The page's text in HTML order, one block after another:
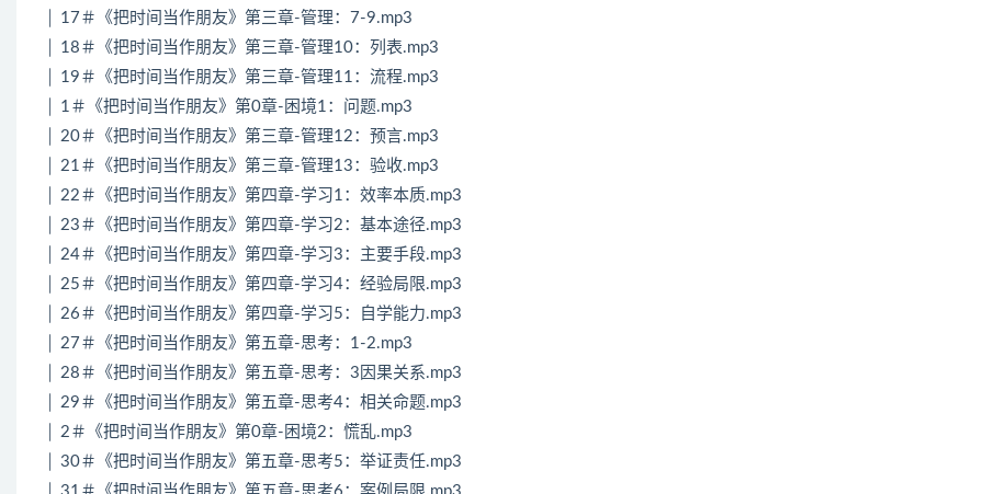
│ 17＃《把时间当作朋友》第三章-管理：7-9.mp3
│ 18＃《把时间当作朋友》第三章-管理10：列表.mp3
│ 19＃《把时间当作朋友》第三章-管理11：流程.mp3
│ 1＃《把时间当作朋友》第0章-困境1：问题.mp3
│ 20＃《把时间当作朋友》第三章-管理12：预言.mp3
│ 21＃《把时间当作朋友》第三章-管理13：验收.mp3
│ 22＃《把时间当作朋友》第四章-学习1：效率本质.mp3
│ 23＃《把时间当作朋友》第四章-学习2：基本途径.mp3
│ 24＃《把时间当作朋友》第四章-学习3：主要手段.mp3
│ 25＃《把时间当作朋友》第四章-学习4：经验局限.mp3
│ 26＃《把时间当作朋友》第四章-学习5：自学能力.mp3
│ 27＃《把时间当作朋友》第五章-思考：1-2.mp3
│ 28＃《把时间当作朋友》第五章-思考：3因果关系.mp3
│ 29＃《把时间当作朋友》第五章-思考4：相关命题.mp3
│ 2＃《把时间当作朋友》第0章-困境2：慌乱.mp3
│ 30＃《把时间当作朋友》第五章-思考5：举证责任.mp3